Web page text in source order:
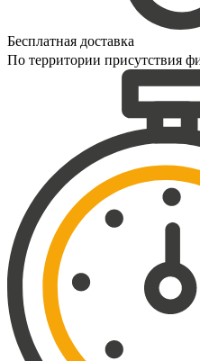
Бесплатная доставка
По территории присутствия